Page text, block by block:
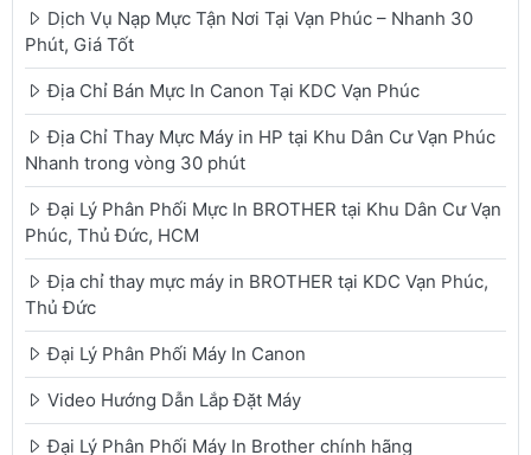
Dịch Vụ Nạp Mực Tận Nơi Tại Vạn Phúc – Nhanh 30
Phút, Giá Tốt
Địa Chỉ Bán Mực In Canon Tại KDC Vạn Phúc
Địa Chỉ Thay Mực Máy in HP tại Khu Dân Cư Vạn Phúc
Nhanh trong vòng 30 phút
Đại Lý Phân Phối Mực In BROTHER tại Khu Dân Cư Vạn
Phúc, Thủ Đức, HCM
Địa chỉ thay mực máy in BROTHER tại KDC Vạn Phúc,
Thủ Đức
Đại Lý Phân Phối Máy In Canon
Video Hướng Dẫn Lắp Đặt Máy
Đại Lý Phân Phối Máy In Brother chính hãng